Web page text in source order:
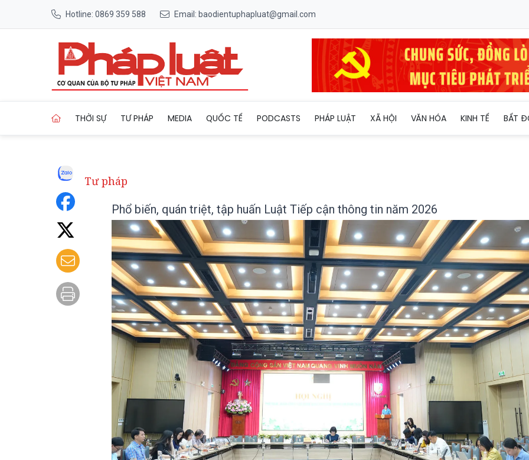
Hotline: 0869 359 588 Email: baodientuphapluat@gmail.com
THỜI SỰ TƯ PHÁP MEDIA QUỐC TẾ PODCASTS PHÁP LUẬT XÃ HỘI VĂN HÓA KINH TẾ BẤT
Tư pháp
Phổ biến, quán triệt, tập huấn Luật Tiếp cận thông tin năm 2026